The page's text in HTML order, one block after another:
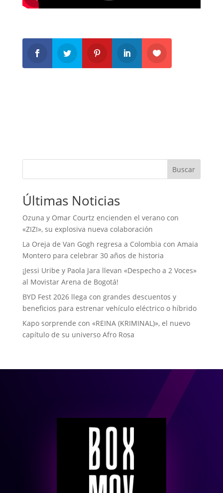
Buscar
Últimas Noticias
Ozuna y Omar Courtz encienden el verano con
«ZIZI», su explosiva nueva colaboración
La Oreja de Van Gogh regresa a Colombia con Amaia
Montero para celebrar 30 años de historia
¡Jessi Uribe y Paola Jara llevan «Despecho a 2 Voces»
al Movistar Arena de Bogotá!
BYD Fest 2026 llega con grandes descuentos y
beneficios para estrenar vehículo eléctrico o híbrido
Kapo sorprende con «REINA (KRIMINAL)», el nuevo
capítulo de su universo Afro Rosa